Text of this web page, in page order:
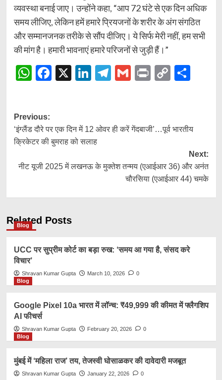
व्यवस्था बनाई जाए। उन्होंने कहा, “आप 72 घंटे से एक दिन अधिक
समय लीजिए, लेकिन हमें हमारे प्रियजनों के शरीर के अंग संगठित
और सम्मानजनक तरीके से सौंप दीजिए। ये सिर्फ मेरी नहीं, हम सभी
की मांग है। हमारी भावनाएं हमारे परिजनों से जुड़ी हैं।”
WhatsApp
Facebook
X LinkedIn
Telegram
Gmail
Print
Copy
Post
navigation
Previous:
‘इंग्लैंड दौरे पर एक दिन में 12 ओवर ही करें गेंदबाजी’…पूर्व भारतीय
क्रिकेटर की बुमराह को सलाह
Next:
नीट यूजी 2025 में लखनऊ के मुक्तेश तन्मय (एआईआर 36) और अनंत
चौरसिया (एआईआर 44) चमके
Related Posts
Blog
UCC पर सुप्रीम कोर्ट का बड़ा रुख: ‘समय आ गया है, संसद करे
विचार’
Shravan Kumar Gupta March 10, 2026
0
Blog
Google Pixel 10a भारत में लॉन्च: ₹49,999 की कीमत में फ्लैगशिप
AI फीचर्स
Shravan Kumar Gupta February 20, 2026
0
Blog
मुंबई में ‘महिला राज’ तय, तेजस्वी घोसाळकर की दावेदारी मजबूत
Shravan Kumar Gupta January 22, 2026 0